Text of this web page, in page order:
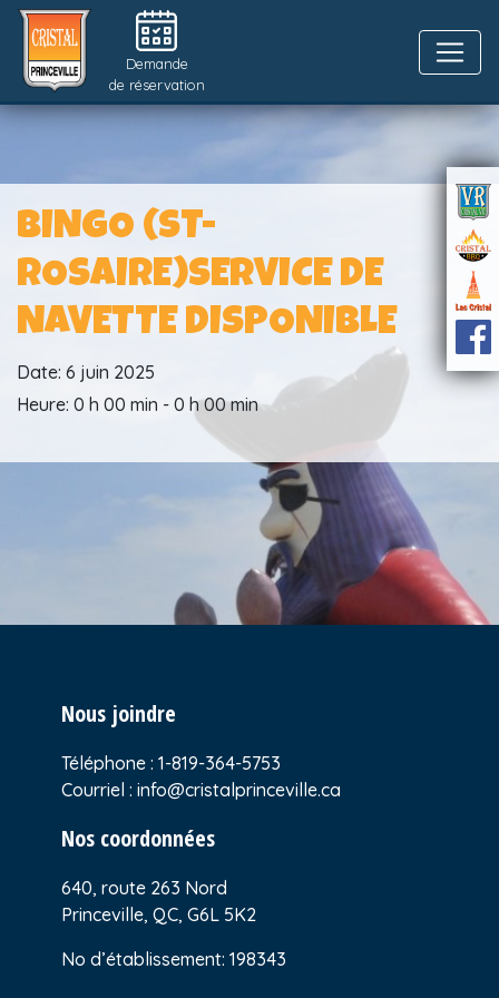
Demande
de réservation
BINGO (ST-
ROSAIRE)SERVICE DE
NAVETTE DISPONIBLE
Date: 6 juin 2025
Heure: 0 h 00 min - 0 h 00 min
Nous joindre
Téléphone : 1-819-364-5753
Courriel : info@cristalprinceville.ca
Nos coordonnées
640, route 263 Nord
Princeville, QC, G6L 5K2
No d’établissement: 198343